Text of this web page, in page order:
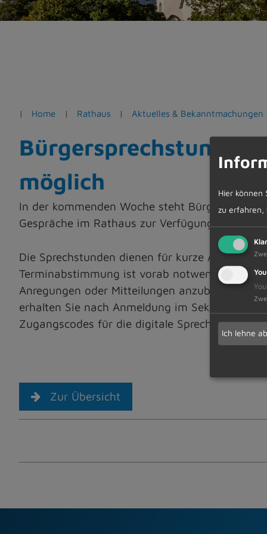
e
n
Home Rathaus Aktuelles & Bekanntmachungen
Bürgersprechstunden
möglich
In der kommenden Woche steht
Gespräche im Rathaus zur Verfügung.
Die Sprechstunden dienen für kurze Anfragen
Terminabstimmung ist vorab notwendig.
Anregungen oder Mitteilungen anzubringen
erhalten Sie nach Anmeldung im Sekretariat
Zugangscodes für die digitale Sprechstunde
Zur Übersicht
Hier können
zu erfahren,
Ich lehne ab